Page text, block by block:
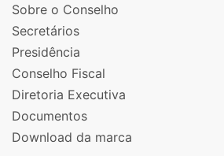
Sobre o Conselho
Secretários
Presidência
Conselho Fiscal
Diretoria Executiva
Documentos
Download da marca